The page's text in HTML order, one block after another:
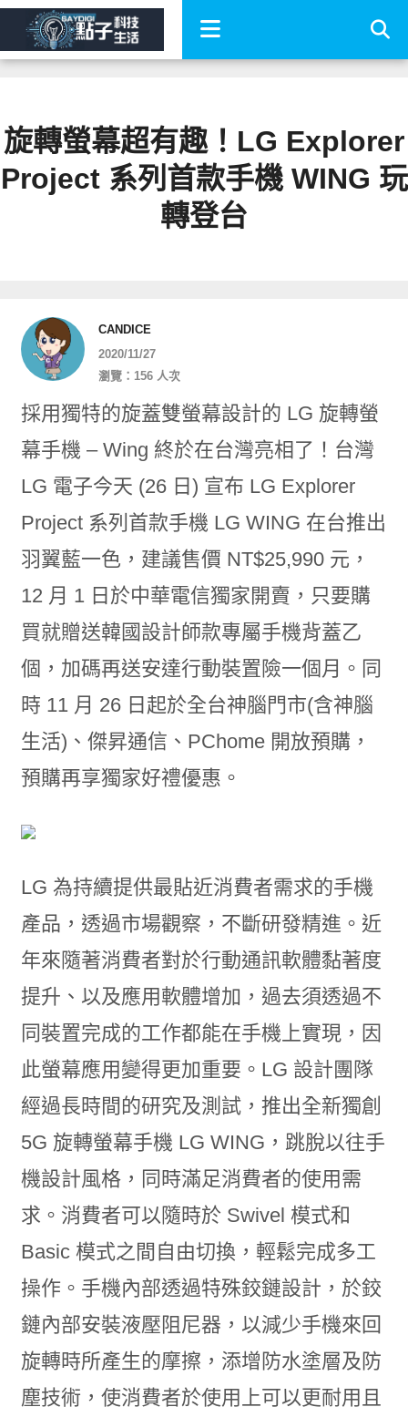
旋轉螢幕超有趣！LG Explorer
Project 系列首款手機 WING 玩
轉登台
CANDICE
2020/11/27
瀏覽：156 人次
採用獨特的旋蓋雙螢幕設計的 LG 旋轉螢
幕手機 – Wing 終於在台灣亮相了！台灣
LG 電子今天 (26 日) 宣布 LG Explorer
Project 系列首款手機 LG WING 在台推出
羽翼藍一色，建議售價 NT$25,990 元，
12 月 1 日於中華電信獨家開賣，只要購
買就贈送韓國設計師款專屬手機背蓋乙
個，加碼再送安達行動裝置險一個月。同
時 11 月 26 日起於全台神腦門市(含神腦
生活)、傑昇通信、PChome 開放預購，
預購再享獨家好禮優惠。
LG 為持續提供最貼近消費者需求的手機
產品，透過市場觀察，不斷研發精進。近
年來隨著消費者對於行動通訊軟體黏著度
提升、以及應用軟體增加，過去須透過不
同裝置完成的工作都能在手機上實現，因
此螢幕應用變得更加重要。LG 設計團隊
經過長時間的研究及測試，推出全新獨創
5G 旋轉螢幕手機 LG WING，跳脫以往手
機設計風格，同時滿足消費者的使用需
求。消費者可以隨時於 Swivel 模式和
Basic 模式之間自由切換，輕鬆完成多工
操作。手機內部透過特殊鉸鏈設計，於鉸
鏈內部安裝液壓阻尼器，以減少手機來回
旋轉時所產生的摩擦，添增防水塗層及防
塵技術，使消費者於使用上可以更耐用且